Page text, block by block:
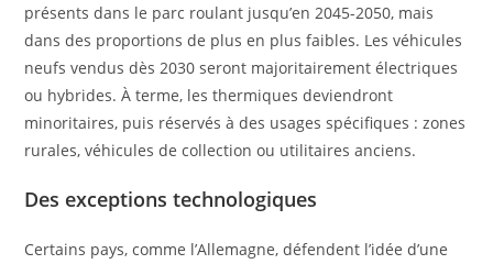
présents dans le parc roulant jusqu’en 2045-2050, mais
dans des proportions de plus en plus faibles. Les véhicules
neufs vendus dès 2030 seront majoritairement électriques
ou hybrides. À terme, les thermiques deviendront
minoritaires, puis réservés à des usages spécifiques : zones
rurales, véhicules de collection ou utilitaires anciens.
Des exceptions technologiques
Certains pays, comme l’Allemagne, défendent l’idée d’une